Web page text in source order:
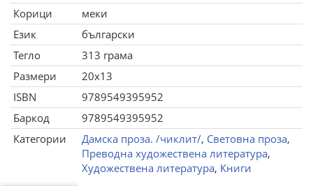
Корици
меки
Език
български
Тегло
313 грама
Размери
20x13
ISBN
9789549395952
Баркод
9789549395952
Категории
Дамска проза. /чиклит/, Световна проза,
Преводна художествена литература,
Художествена литература, Книги